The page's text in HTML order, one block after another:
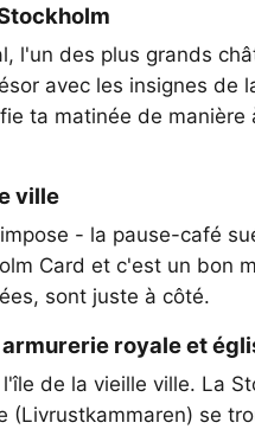
l'un des plus grands
avec les insignes de
ta matinée de
ville
- la pause-café
Card et c'est un bon
sont juste à côté.
royale et
de la vieille ville. La
(Livrustkammaren) se